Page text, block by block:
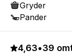
Gryder
Pander
4,63•39